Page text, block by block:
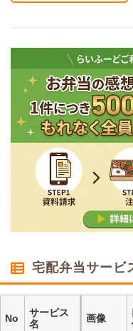
宅配弁当サービ
No
サービス
名
画像